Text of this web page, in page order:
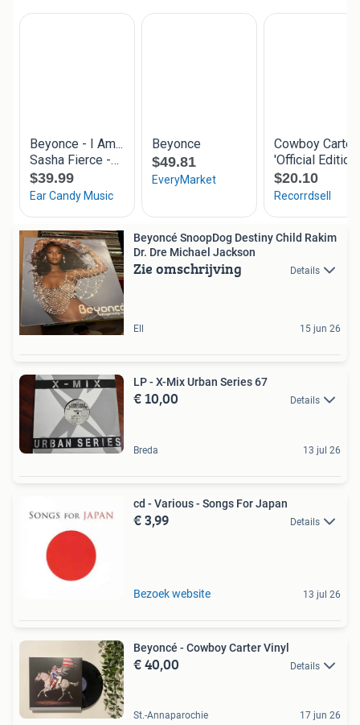
Beyoncé SnoopDog Destiny Child Rakim
Dr. Dre Michael Jackson
Zie omschrijving Details
Ell 15 jun 26
LP - X-Mix Urban Series 67
€ 10,00 Details
Breda 13 jul 26
cd - Various - Songs For Japan
€ 3,99 Details
Bezoek website 13 jul 26
Beyoncé - Cowboy Carter Vinyl
€ 40,00 Details
St.-Annaparochie 17 jun 26